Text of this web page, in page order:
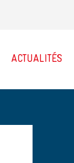
ACTUALITÉS